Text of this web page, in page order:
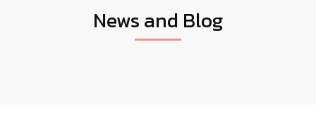
News and Blog